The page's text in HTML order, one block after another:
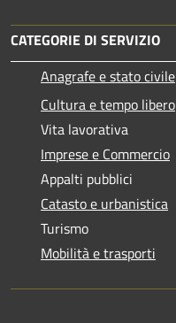
CATEGORIE DI SERVIZIO
Anagrafe e stato civile
Cultura e tempo libero
Vita lavorativa
Imprese e Commercio
Appalti pubblici
Catasto e urbanistica
Turismo
Mobilità e trasporti